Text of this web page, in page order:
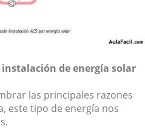
de energía solar
las principales razones
este tipo de energía nos